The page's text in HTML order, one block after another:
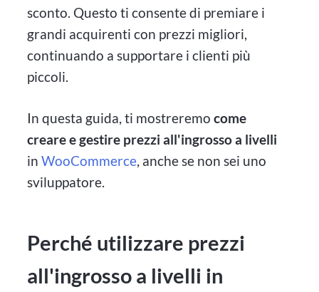
sconto. Questo ti consente di premiare i
grandi acquirenti con prezzi migliori,
continuando a supportare i clienti più
piccoli.
In questa guida, ti mostreremocome
creare e gestire prezzi all'ingrosso a livelli
inWooCommerce, anche se non sei uno
sviluppatore.
Perché utilizzare prezzi
all'ingrosso a livelli in